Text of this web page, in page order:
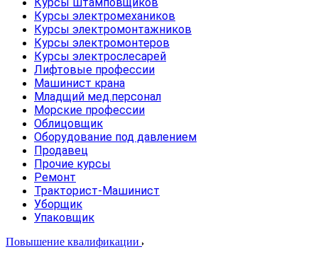
Курсы электромехаников
Курсы электромонтажников
Курсы электромонтеров
Курсы электрослесарей
Лифтовые профессии
Машинист крана
Младщий мед.персонал
Морские профессии
Облицовщик
Оборудование под давлением
Продавец
Прочие курсы
Ремонт
Тракторист-Машинист
Уборщик
Упаковщик
Повышение квалификации